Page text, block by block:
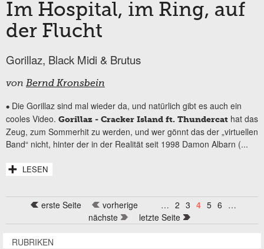
Im Hospital, im Ring, auf
der Flucht
Gorillaz, Black Midi & Brutus
von Bernd Kronsbein
• Die Gorillaz sind mal wieder da, und natürlich gibt es auch ein
cooles Video. Gorillaz - Cracker Island ft. Thundercat hat das
Zeug, zum Sommerhit zu werden, und wer gönnt das der „virtuellen
Band“ nicht, hinter der in der Realität seit 1998 Damon Albarn (...
LESEN
Seitenerste Seite vorherige … 2 3 4 5 6 …
nächste
letzte Seite
RUBRIKEN